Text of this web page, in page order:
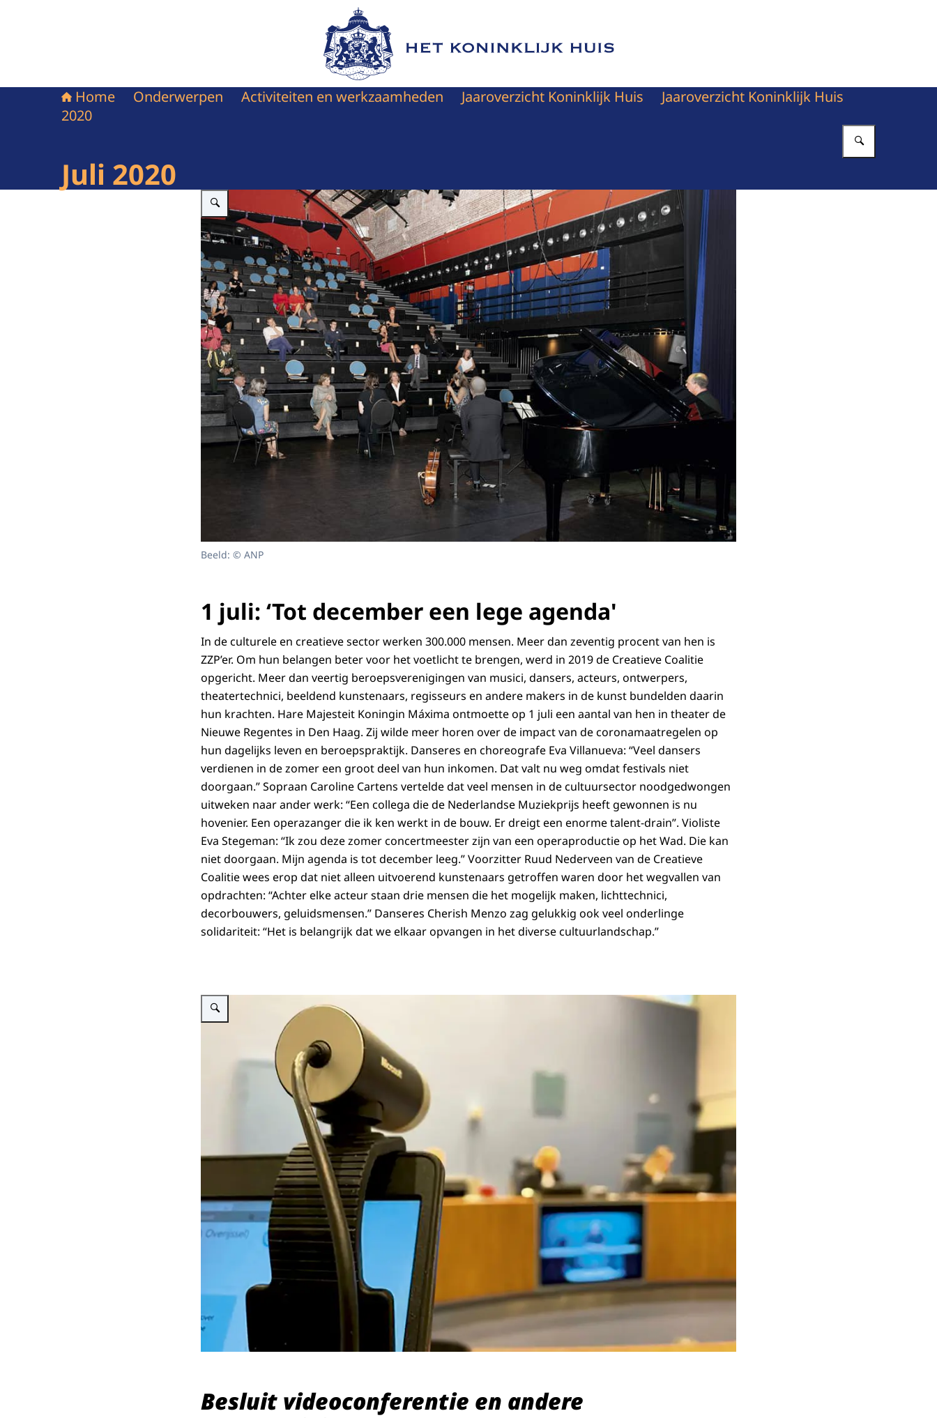
Naar de homepage van Het Koninklijk Huis
Home Onderwerpen Activiteiten en werkzaamheden Jaaroverzicht Koninklijk Huis
Jaaroverzicht Koninklijk Huis
2020
Juli 2020 Vergroot afbeelding Theaterzaal met weinig bezoekers die veel afstand houden.
Beeld: © ANP
1 juli: ‘Tot december een lege agenda'
In de culturele en creatieve sector werken 300.000 mensen. Meer dan zeventig procent van hen is
ZZP’er. Om hun belangen beter voor het voetlicht te brengen, werd in 2019 de Creatieve Coalitie
opgericht. Meer dan veertig beroepsverenigingen van musici, dansers, acteurs, ontwerpers,
theatertechnici, beeldend kunstenaars, regisseurs en andere makers in de kunst bundelden daarin
hun krachten. Hare Majesteit Koningin Máxima ontmoette op 1 juli een aantal van hen in theater de
Nieuwe Regentes in Den Haag. Zij wilde meer horen over de impact van de coronamaatregelen op
hun dagelijks leven en beroepspraktijk. Danseres en choreografe Eva Villanueva: “Veel dansers
verdienen in de zomer een groot deel van hun inkomen. Dat valt nu weg omdat festivals niet
doorgaan.” Sopraan Caroline Cartens vertelde dat veel mensen in de cultuursector noodgedwongen
uitweken naar ander werk: “Een collega die de Nederlandse Muziekprijs heeft gewonnen is nu
hovenier. Een operazanger die ik ken werkt in de bouw. Er dreigt een enorme talent-drain”. Violiste
Eva Stegeman: “Ik zou deze zomer concertmeester zijn van een operaproductie op het Wad. Die kan
niet doorgaan. Mijn agenda is tot december leeg.” Voorzitter Ruud Nederveen van de Creatieve
Coalitie wees erop dat niet alleen uitvoerend kunstenaars getroffen waren door het wegvallen van
opdrachten: “Achter elke acteur staan drie mensen die het mogelijk maken, lichttechnici,
decorbouwers, geluidsmensen.” Danseres Cherish Menzo zag gelukkig ook veel onderlinge
solidariteit: “Het is belangrijk dat we elkaar opvangen in het diverse cultuurlandschap.”
Vergroot afbeelding Webcam in een rechtszaal.
Besluit videoconferentie en andere